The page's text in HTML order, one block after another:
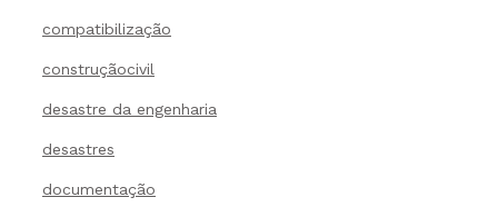
compatibilização
construçãocivil
desastre da engenharia
desastres
documentação